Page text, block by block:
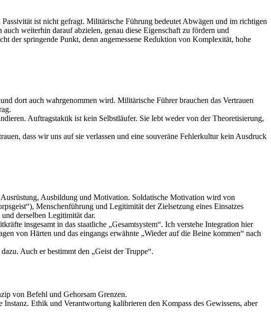
ist nicht gefragt. Militärische Führung bedeutet Abwägen und im richtigen
weiterhin darauf abzielen, genau diese Eigenschaft zu fördern und
der springende Punkt, denn angemessene Reduktion von Komplexität, hohe
dort auch wahrgenommen wird. Militärische Führer brauchen das Vertrauen
Auftragstaktik ist kein Selbstläufer. Sie lebt weder von der Theoretisierung,
dass wir uns auf sie verlassen und eine souveräne Fehlerkultur kein Ausdruck
Ausbildung und Motivation. Soldatische Motivation wird von
Menschenführung und Legitimität der Zielsetzung eines Einsatzes
derselben Legitimität dar.
insgesamt in das staatliche „Gesamtsystem“. Ich verstehe Integration hier
von Härten und das eingangs erwähnte „Wieder auf die Beine kommen“ nach
Auch er bestimmt den „Geist der Truppe“.
von Befehl und Gehorsam Grenzen.
Ethik und Verantwortung kalibrieren den Kompass des Gewissens, aber